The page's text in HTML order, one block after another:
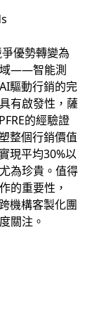
優勢轉變為
域——智能測
驅動行銷的完
有啟發性，薩
的經驗證
整個行銷價值
現平均30%以
為珍貴。值得
的重要性，
機構客製化團
關注。